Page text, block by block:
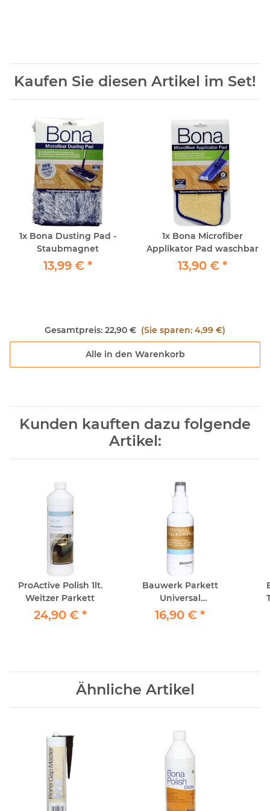
Kaufen Sie diesen Artikel im Set!
1x Bona Dusting Pad -
Staubmagnet
13,99 € *
1x Bona Microfiber
Applikator Pad waschbar
13,90 € *
Gesamtpreis: 22,90 € (Sie sparen: 4,99 €)
Alle in den Warenkorb
Kunden kauften dazu folgende
Artikel:
ProActive Polish 1lt.
Weitzer Parkett
24,90 € *
Bauwerk Parkett
Universal
Fleckenspray 150ml
16,90 € *
Ähnliche Artikel